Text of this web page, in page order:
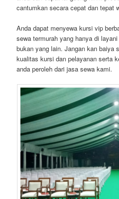
cantumkan secara cepat dan tepat
Anda dapat menyewa kursi vip
sewa termurah yang hanya di
bukan yang lain. Jangan kan baiya
kualitas kursi dan pelayanan serta
anda peroleh dari jasa sewa kami.